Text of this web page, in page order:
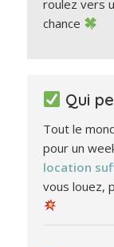
roulez vers
chance
Qui
Tout le
pour un
location
vous louez,